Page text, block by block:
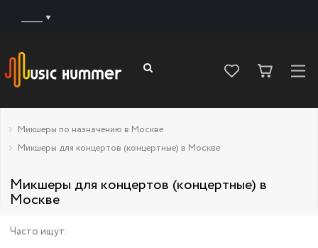
Микшеры по назначению в Москве
Микшеры для концертов (концертные) в Москве
Микшеры для концертов (концертные) в
Москве
Часто ищут: